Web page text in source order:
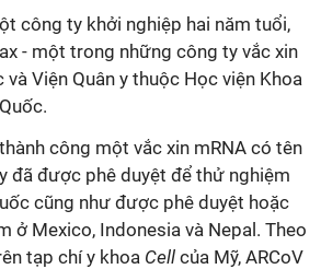
công ty khởi nghiệp hai năm tuổi,
- một trong những công ty vắc xin
và Viện Quân y thuộc Học viện Khoa
công một vắc xin mRNA có tên
đã được phê duyệt để thử nghiệm
cũng như được phê duyệt hoặc
ở Mexico, Indonesia và Nepal. Theo
tạp chí y khoa Cell của Mỹ, ARCoV